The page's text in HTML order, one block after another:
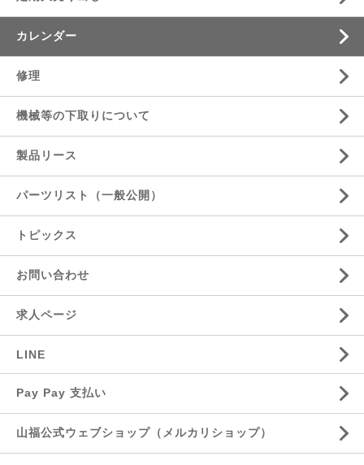
カレンダー
修理
機械等の下取りについて
製品リース
パーツリスト（一般公開）
トピックス
お問い合わせ
求人ページ
LINE
Pay Pay 支払い
山福公式ウェブショップ（メルカリショップ）